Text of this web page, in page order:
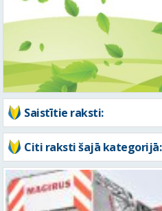
Saistītie raksti:
Citi raksti šajā kategorijā: